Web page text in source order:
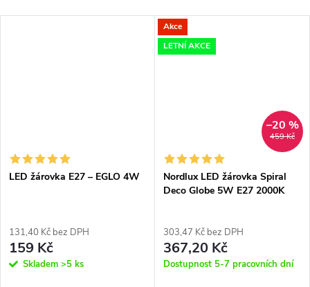
LED žárovka E27 – EGLO 4W
131,40 Kč bez DPH
159 Kč
Skladem >5 ks
Akce
LETNÍ AKCE
459 Kč
–20 %
Nordlux LED žárovka Spiral
Deco Globe 5W E27 2000K
303,47 Kč bez DPH
367,20 Kč
Dostupnost 5-7 pracovních dní